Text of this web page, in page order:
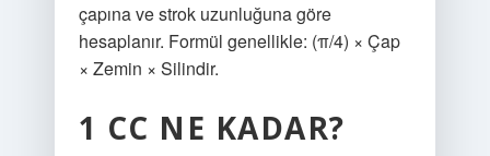
çapına ve strok uzunluğuna göre
hesaplanır. Formül genellikle: (π/4) × Çap
× Zemin × Silindir.
1 CC NE KADAR?